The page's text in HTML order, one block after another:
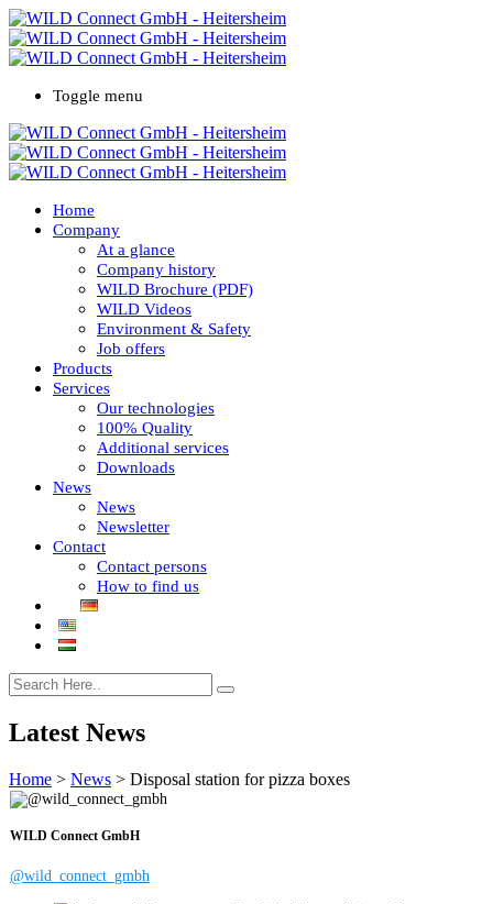
Toggle menu
Home
Company
At a glance
Company history
WILD Brochure (PDF)
WILD Videos
Environment & Safety
Job offers
Products
Services
Our technologies
100% Quality
Additional services
Downloads
News
News
Newsletter
Contact
Contact persons
How to find us
Latest News
Home > News > Disposal station for pizza boxes
WILD Connect GmbH
@wild_connect_gmbh